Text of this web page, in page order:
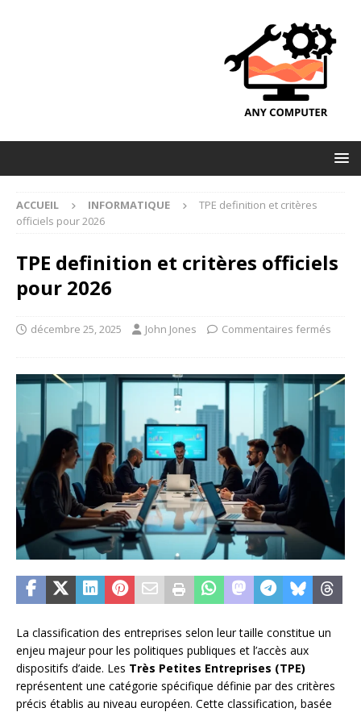
ACCUEIL INFORMATIQUE
TPE definition et critères
officiels pour 2026
TPE definition et critères officiels
pour 2026
décembre 25, 2025 John Jones Commentaires fermés
La classification des entreprises selon leur taille constitue un
enjeu majeur pour les politiques publiques et l’accès aux
dispositifs d’aide. Les Très Petites Entreprises (TPE)
représentent une catégorie spécifique définie par des critères
précis établis au niveau européen. Cette classification, basée